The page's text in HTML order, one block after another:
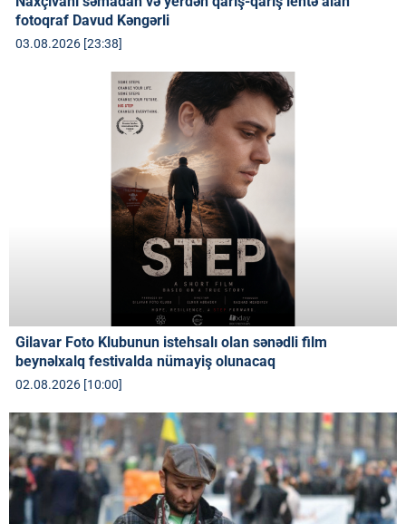
fotoqraf Davud Kəngərli
03.08.2026 [23:38]
Gilavar Foto Klubunun istehsalı olan sənədli film
beynəlxalq festivalda nümayiş olunacaq
02.08.2026 [10:00]